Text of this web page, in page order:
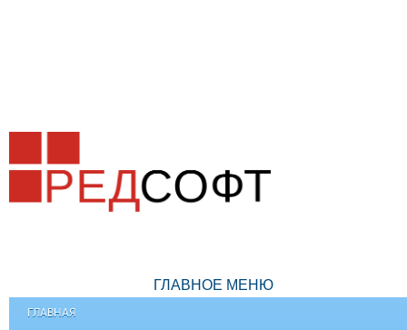
ГЛАВНОЕ МЕНЮ
ГЛАВНАЯ